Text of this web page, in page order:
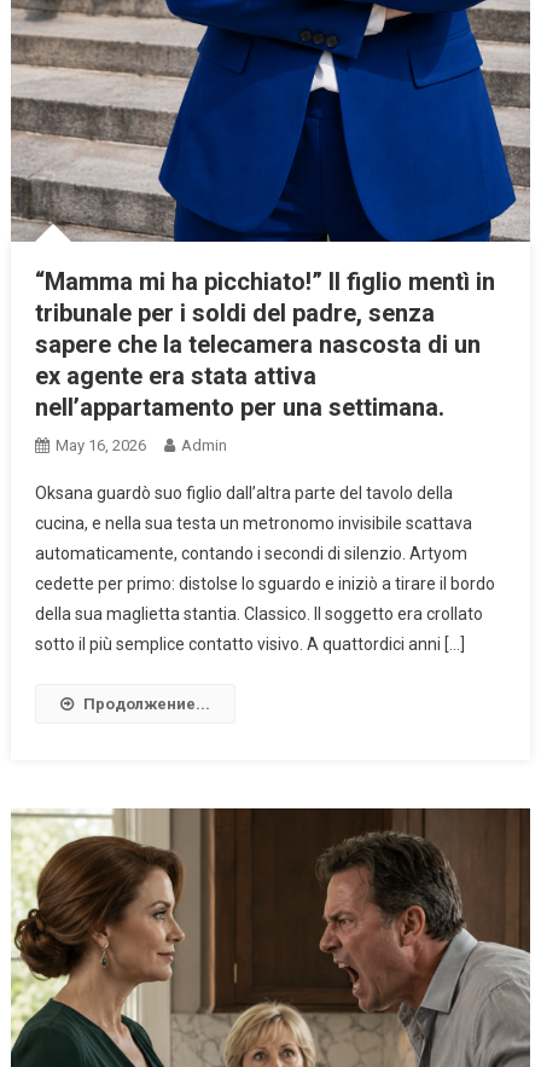
“Mamma mi ha picchiato!” Il figlio mentì in
tribunale per i soldi del padre, senza
sapere che la telecamera nascosta di un
ex agente era stata attiva
nell’appartamento per una settimana.
May 16, 2026 Admin
Oksana guardò suo figlio dall’altra parte del tavolo della
cucina, e nella sua testa un metronomo invisibile scattava
automaticamente, contando i secondi di silenzio. Artyom
cedette per primo: distolse lo sguardo e iniziò a tirare il bordo
della sua maglietta stantia. Classico. Il soggetto era crollato
sotto il più semplice contatto visivo. A quattordici anni […]
Продолжение...